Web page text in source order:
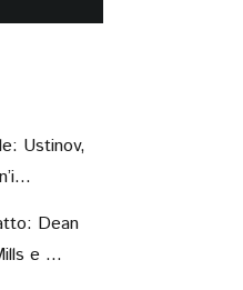
Ustinov,
Dean
e ...